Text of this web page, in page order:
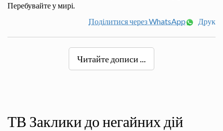
Перебувайте у мирі.
Поділитися через WhatsApp
Друк
Читайте дописи ...
ТВ Заклики до негайних дій